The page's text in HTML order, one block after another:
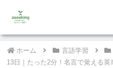
ホーム 言語学習
13日｜たった2分！名言で覚える